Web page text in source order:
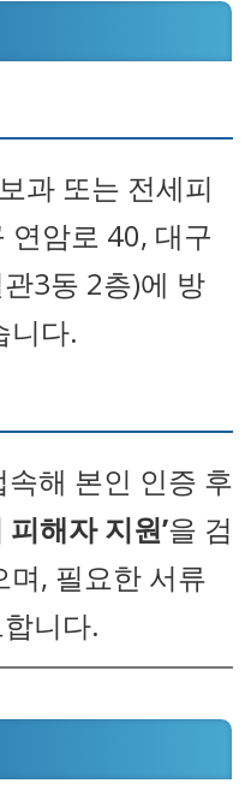
과 또는 전세피
연암로 40, 대구
3동 2층)에 방
니다.
해 본인 인증 후
해자 지원’을 검
, 필요한 서류
니다.